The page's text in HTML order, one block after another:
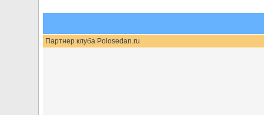
Партнер клуба Polosedan.ru